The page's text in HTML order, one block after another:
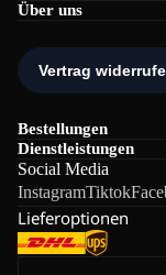
Über uns
Bestellungen
Dienstleistungen
Social Media
InstagramTiktok
Lieferoptionen